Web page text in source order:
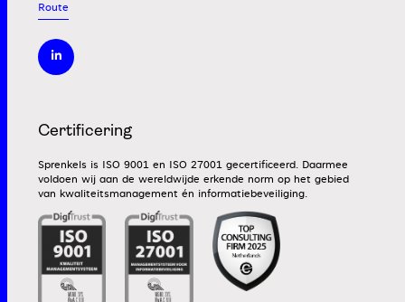
Route
Certificering
Sprenkels is ISO 9001 en ISO 27001 gecertificeerd. Daarmee
voldoen wij aan de wereldwijde erkende norm op het gebied
van kwaliteitsmanagement én informatiebeveiliging.